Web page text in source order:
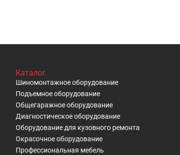
Каталог
Шиномонтажное оборудование
Подъемное оборудование
Общегаражное оборудование
Диагностическое оборудование
Оборудование для кузовного ремонта
Окрасочное оборудование
Профессиональная мебель